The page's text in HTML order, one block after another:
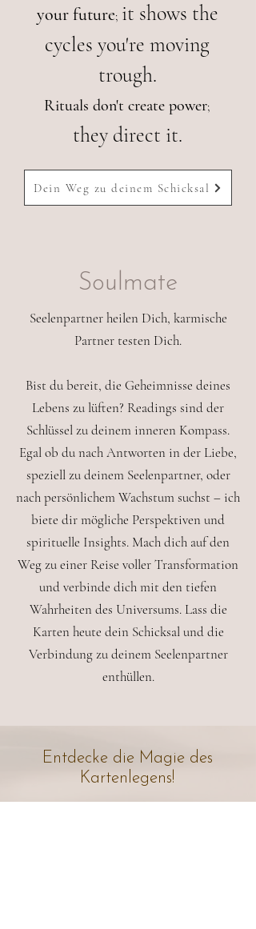
your future; it shows the
cycles you're moving
trough.
Rituals don't create power;
they direct it.
Dein Weg zu deinem Schicksal
Soulmate
Seelenpartner heilen Dich, karmische
Partner testen Dich.
Bist du bereit, die Geheimnisse deines
Lebens zu lüften? Readings sind der
Schlüssel zu deinem inneren Kompass.
Egal ob du nach Antworten in der Liebe,
speziell zu deinem Seelenpartner, oder
nach persönlichem Wachstum suchst – ich
biete dir mögliche Perspektiven und
spirituelle Insights. Mach dich auf den
Weg zu einer Reise voller Transformation
und verbinde dich mit den tiefen
Wahrheiten des Universums. Lass die
Karten heute dein Schicksal und die
Verbindung zu deinem Seelenpartner
enthüllen.
Entdecke die Magie des
Kartenlegens!